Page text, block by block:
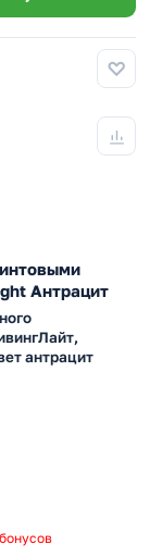
Антрацит
антрацит